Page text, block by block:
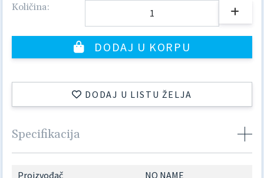
Količina:
DODAJ U KORPU
DODAJ U LISTU ŽELJA
Specifikacija
Proizvođač NO NAME